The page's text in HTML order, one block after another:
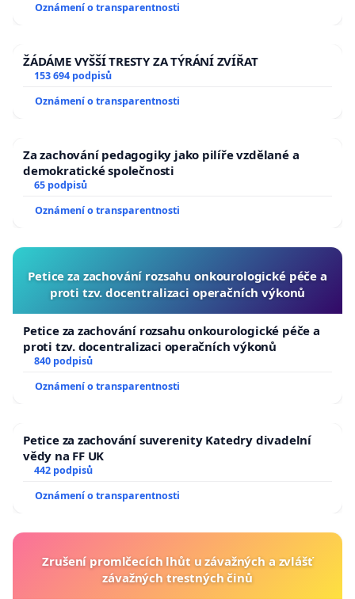
Oznámení o transparentnosti
ŽÁDÁME VYŠŠÍ TRESTY ZA TÝRÁNÍ ZVÍŘAT
153 694 podpisů
Oznámení o transparentnosti
Za zachování pedagogiky jako pilíře vzdělané a
demokratické společnosti
65 podpisů
Oznámení o transparentnosti
Petice za zachování rozsahu onkourologické péče a
proti tzv. docentralizaci operačních výkonů
Petice za zachování rozsahu onkourologické péče a
proti tzv. docentralizaci operačních výkonů
840 podpisů
Oznámení o transparentnosti
Petice za zachování suverenity Katedry divadelní
vědy na FF UK
442 podpisů
Oznámení o transparentnosti
Zrušení promlčecích lhůt u závažných a zvlášť
závažných trestných činů